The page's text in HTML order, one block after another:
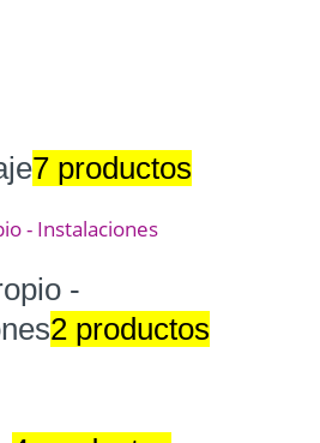
7 productos
-
2 productos